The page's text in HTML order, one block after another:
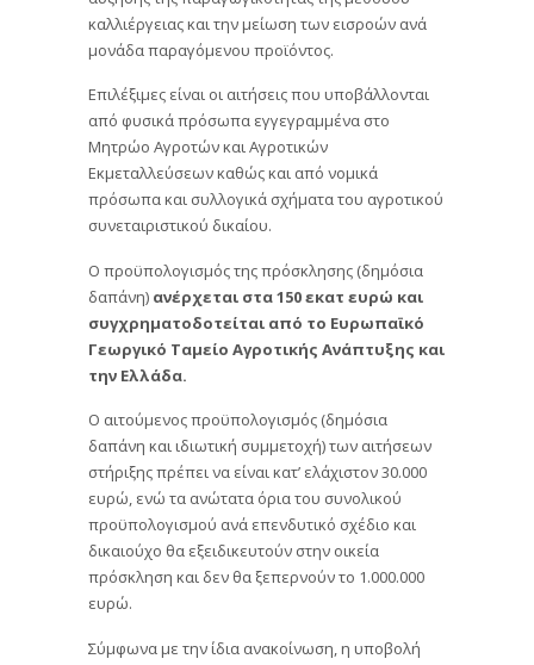
καλλιέργειας και την μείωση των εισροών ανά
μονάδα παραγόμενου προϊόντος.
Επιλέξιμες είναι οι αιτήσεις που υποβάλλονται
από φυσικά πρόσωπα εγγεγραμμένα στο
Μητρώο Αγροτών και Αγροτικών
Εκμεταλλεύσεων καθώς και από νομικά
πρόσωπα και συλλογικά σχήματα του αγροτικού
συνεταιριστικού δικαίου.
Ο προϋπολογισμός της πρόσκλησης (δημόσια
δαπάνη) ανέρχεται στα 150 εκατ ευρώ και
συγχρηματοδοτείται από το Ευρωπαϊκό
Γεωργικό Ταμείο Αγροτικής Ανάπτυξης και
την Ελλάδα.
Ο αιτούμενος προϋπολογισμός (δημόσια
δαπάνη και ιδιωτική συμμετοχή) των αιτήσεων
στήριξης πρέπει να είναι κατ’ ελάχιστον 30.000
ευρώ, ενώ τα ανώτατα όρια του συνολικού
προϋπολογισμού ανά επενδυτικό σχέδιο και
δικαιούχο θα εξειδικευτούν στην οικεία
πρόσκληση και δεν θα ξεπερνούν το 1.000.000
ευρώ.
Σύμφωνα με την ίδια ανακοίνωση, η υποβολή